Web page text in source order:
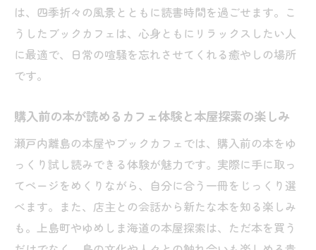
本屋で出会う島の文学やZINEの奥深い世界
愛媛の個人書店発、島の物語と文化を味わ
う旅
本屋好きが旅する瀬戸内離島の魅力を徹底
紹介
島ならではの本屋で心ときめく体験を手に
入れる
ゆめしま海道を渡って出会う本屋の世界
ゆめしま海道で繋がる本屋巡りの素敵なル
は、四季折々の風景とともに読書時間を過ごせます。こ
うしたブックカフェは、心身ともにリラックスしたい人
に最適で、日常の喧騒を忘れさせてくれる癒やしの場所
です。
購入前の本が読めるカフェ体験と本屋探索の楽しみ
瀬戸内離島の本屋やブックカフェでは、購入前の本をゆ
っくり試し読みできる体験が魅力です。実際に手に取っ
てページをめくりながら、自分に合う一冊をじっくり選
べます。また、店主との会話から新たな本を知る楽しみ
も。上島町やゆめしま海道の本屋探索は、ただ本を買う